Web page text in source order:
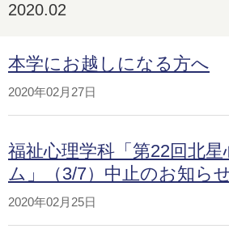
2020.02
本学にお越しになる方へ
2020年02月27日
福祉心理学科「第22回北
ム」（3/7）中止のお知ら
2020年02月25日